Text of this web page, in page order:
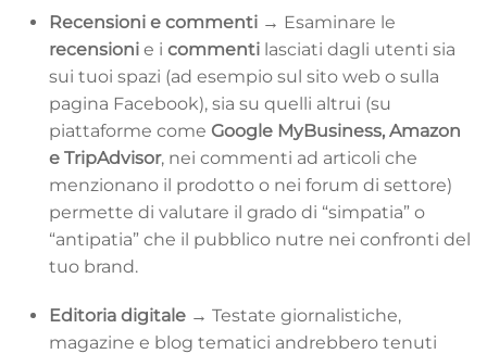
Recensioni e commenti → Esaminare le
recensioni e i commenti lasciati dagli utenti sia
sui tuoi spazi (ad esempio sul sito web o sulla
pagina Facebook), sia su quelli altrui (su
piattaforme come Google MyBusiness, Amazon
e TripAdvisor, nei commenti ad articoli che
menzionano il prodotto o nei forum di settore)
permette di valutare il grado di “simpatia” o
“antipatia” che il pubblico nutre nei confronti del
tuo brand.
Editoria digitale → Testate giornalistiche,
magazine e blog tematici andrebbero tenuti